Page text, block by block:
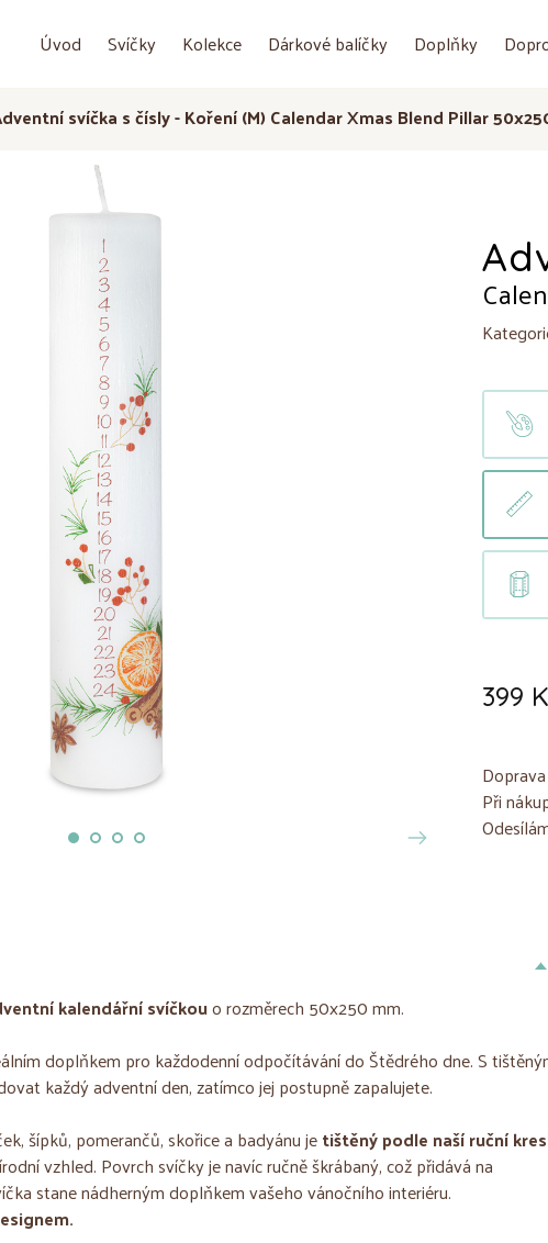
Úvod Svíčky Kolekce Dárkové balíčky Doplňky
svíčka s čísly - Koření (M) Calendar Xmas Blend Pillar
399
Doprava
Při
kalendářní svíčkouo rozměrech 50x250 mm.
doplňkem pro každodenní odpočítávání do Štědrého dne. S
každý adventní den, zatímco jej postupně zapalujete.
šípků, pomerančů, skořice a badyánu jetištěný podle naší ruční
vzhled. Povrch svíčky je navíc ručně škrábaný, což přidává na
stane nádherným doplňkem vašeho vánočního interiéru.